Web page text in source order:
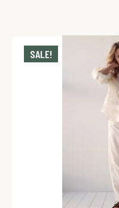
SALE!